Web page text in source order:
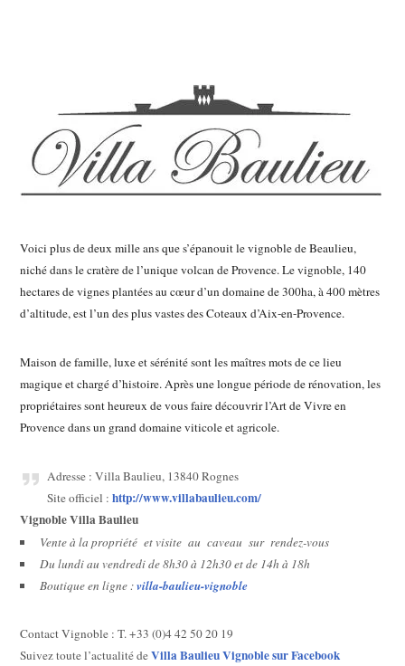
Voici plus de deux mille ans que s’épanouit le vignoble de Beaulieu,
niché dans le cratère de l’unique volcan de Provence. Le vignoble, 140
hectares de vignes plantées au cœur d’un domaine de 300ha, à 400 mètres
d’altitude, est l’un des plus vastes des Coteaux d’Aix-en-Provence.
Maison de famille, luxe et sérénité sont les maîtres mots de ce lieu
magique et chargé d’histoire. Après une longue période de rénovation, les
propriétaires sont heureux de vous faire découvrir l’Art de Vivre en
Provence dans un grand domaine viticole et agricole.
Adresse :Villa Baulieu, 13840 Rognes
Site officiel : http://www.villabaulieu.com/
Vignoble Villa Baulieu
Vente à la propriété et visite au caveau sur rendez-vous
Du lundi au vendredi de 8h30 à 12h30 et de 14h à 18h
Boutique en ligne :villa-baulieu-vignoble
Contact Vignoble : T. +33 (0)4 42 50 20 19
Suivez toute l’actualité deVilla Baulieu Vignoble sur Facebook